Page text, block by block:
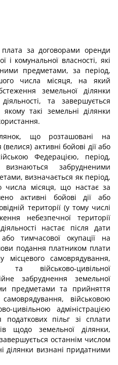
за договорами оренди
і комунальної власності, які
предметами, за період,
числа місяця, на який
земельної ділянки
та завершується
такі земельні ділянки
що розташовані на
активні бойові дії або
Федерацією, період,
забрудненими
визначається як період,
місяця, що настає за
активні бойові дії або
території (у тому числі
небезпечної території
настає після дати
тимчасової окупації на
подання платником плати
самоврядування,
та військово-цивільної
забруднення земельної
предметами та прийняття
військовою
цивільною адміністрацією
пільг зі сплати
щодо земельної ділянки,
останнім числом
ділянки визнані придатними